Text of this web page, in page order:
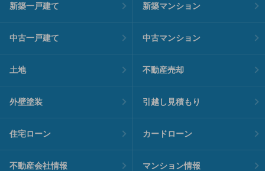
新築一戸建て 新築マンション
中古一戸建て 中古マンション
土地 不動産売却
外壁塗装 引越し見積もり
住宅ローン カードローン
不動産会社情報 マンション情報